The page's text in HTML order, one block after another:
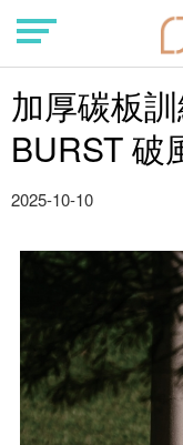
加厚碳板
BURST 破
2025-10-10